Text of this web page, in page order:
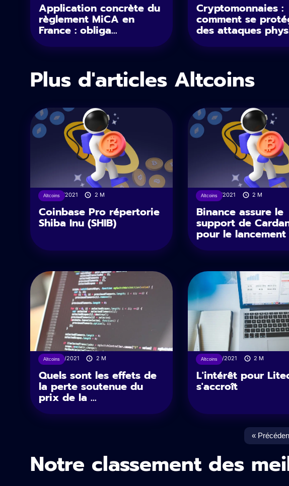
Application concrète du
règlement MiCA en
France : obliga...
Cryptomonnaies :
comment se
des attaques
Plus d'articles Altcoins
Altcoins
10/09/2021 2 M
Coinbase Pro répertorie
Shiba Inu (SHIB)
Altcoins
10/09/2021 2 M
Binance assure le
support de
pour le lancement
Altcoins
08/09/2021 2 M
Quels sont les effets de
la perte soutenue du
prix de la ...
Altcoins
08/09/2021 2 M
L'intérêt pour
s'accroît
«
Notre classement des